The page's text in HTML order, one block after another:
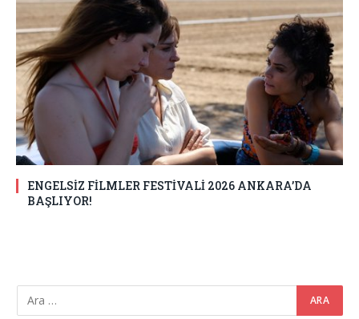
ENGELSİZ FİLMLER FESTİVALİ 2026 ANKARA’DA
BAŞLIYOR!